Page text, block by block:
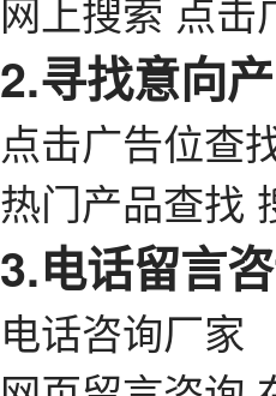
网上搜索 点击
2.寻找意向
点击广告位查
热门产品查找
3.电话留言
电话咨询厂家